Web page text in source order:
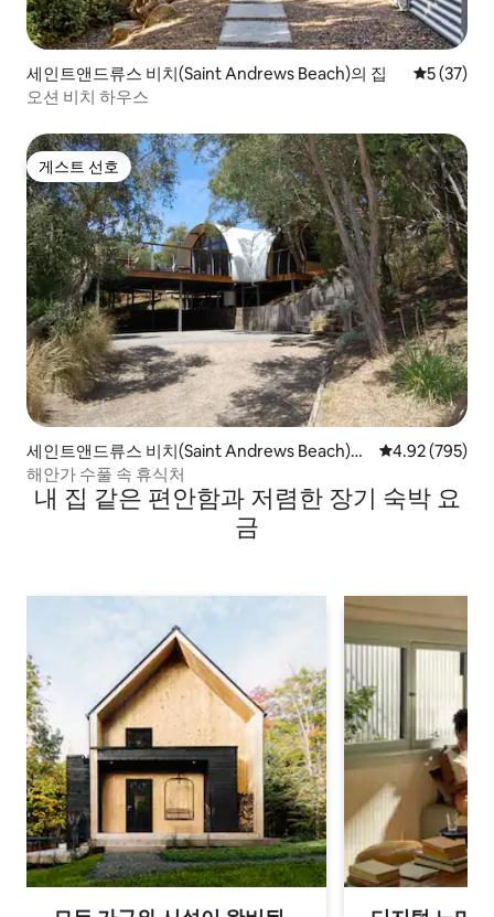
세인트앤드류스 비치(Saint Andrews Beach)의 집 평점 5점
5 (37)
오션 비치 하우스
게스트 선호
게스트 선호
세인트앤드류스 비치(Saint Andrews Beach)의
집
평점 4.92점(5
4.92 (795)
해안가 수풀 속 휴식처
내 집 같은 편안함과 저렴한 장기 숙박 요
금